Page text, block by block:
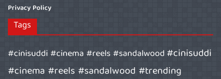
Privacy Policy
Tags
#cinisuddi #cinema #reels #sandalwood#cinisuddi
#cinema #reels #sandalwood #trending